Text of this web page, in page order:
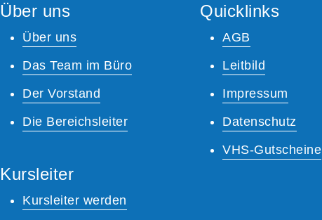
Über uns
Über uns
Das Team im Büro
Der Vorstand
Die Bereichsleiter
Kursleiter
Kursleiter werden
Quicklinks
AGB
Leitbild
Impressum
Datenschutz
VHS-Gutscheine